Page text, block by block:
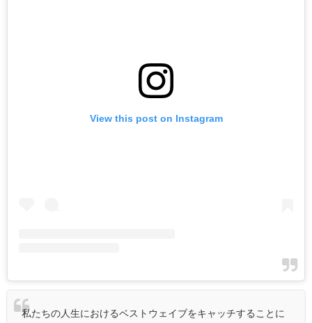
View this post on Instagram
私たちの人生におけるベストウェイブをキャッチすることに